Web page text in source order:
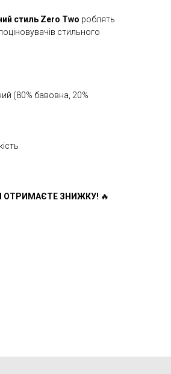
стиль Zero Two роблять
стильного
(80% бавовна, 20%
І ОТРИМАЄТЕ ЗНИЖКУ! 🔥